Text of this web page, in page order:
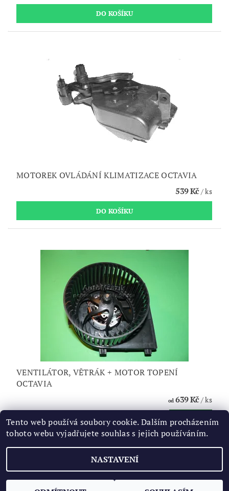
MOTOREK OVLÁDÁNÍ KLIMATIZACE OCTAVIA
539 Kč/ ks
VENTILÁTOR, VĚTRÁK + MOTOR TOPENÍ
OCTAVIA
od639 Kč/ ks
DETAIL
2026 ©AUTOMRAZIK, všechna práva vyhrazena
Tento web používá soubory cookie. Dalším procházením
tohoto webu vyjadřujete souhlas s jejich používáním.
NASTAVENÍ